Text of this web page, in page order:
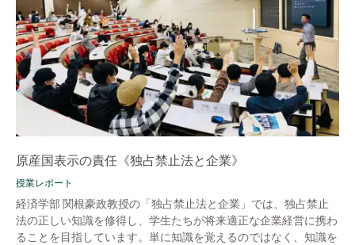
原産国表示の責任《独占禁止法と企業》
授業レポート
経済学部 関根豪政教授の「独占禁止法と企業」では、独占禁止
法の正しい知識を修得し、学生たちが将来適正な企業経営に携わ
ることを目指しています。単に知識を覚えるのではなく、知識を